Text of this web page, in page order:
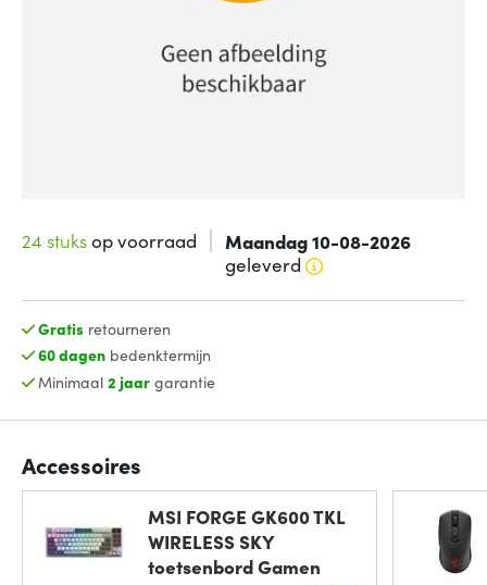
24 stuksop voorraad Maandag 10-08-2026
geleverd
Gratis retourneren
60 dagenbedenktermijn
Minimaal 2 jaargarantie
Accessoires
MSI FORGE GK600 TKL
WIRELESS SKY
toetsenbord Gamen